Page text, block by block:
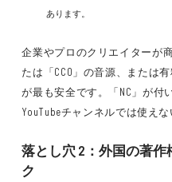
あります。
企業やプロのクリエイターが
たは「CC0」の音源、または
が最も安全です。「NC」が付
YouTubeチャンネルでは使え
落とし穴 2：外国の著作
ク